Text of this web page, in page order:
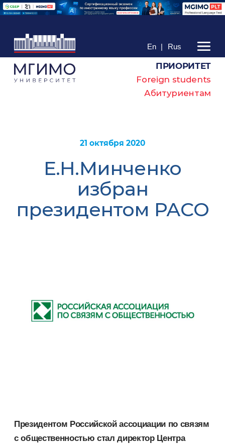
En | Rus
ПРИОРИТЕТ
Foreign students
Абитуриентам
21 октября 2020
Е.Н.Минченко
избран
президентом РАСО
Президентом Российской ассоциации по связям
с общественностью стал директор Центра